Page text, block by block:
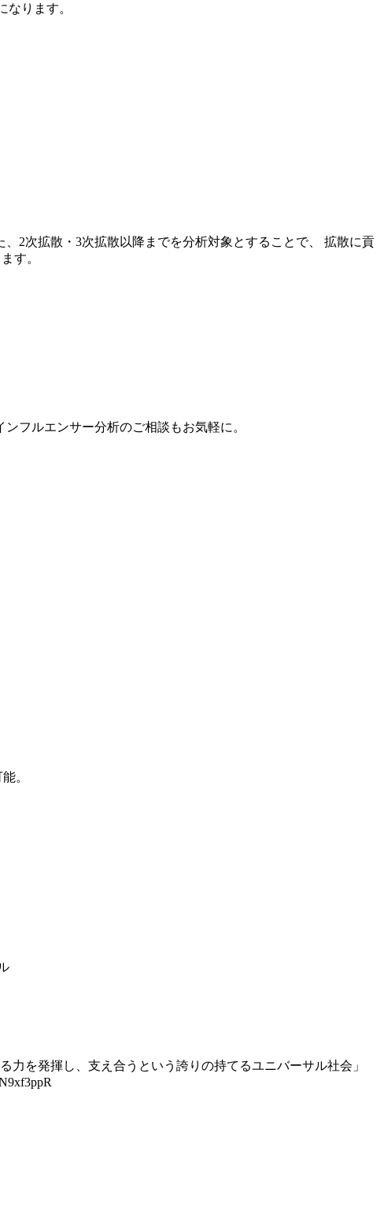
ります。
2次拡散・3次拡散以降までを分析対象とすることで、 拡散に貢
す。
フルエンサー分析のご相談もお気軽に。
。
を発揮し、支え合うという誇りの持てるユニバーサル社会」